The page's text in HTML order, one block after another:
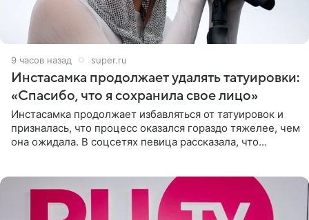
9 часов назад super.ru
Инстасамка продолжает удалять татуировки:
«Спасибо, что я сохранила свое лицо»
Инстасамка продолжает избавляться от татуировок и
призналась, что процесс оказался гораздо тяжелее, чем
она ожидала. В соцсетях певица рассказала, что